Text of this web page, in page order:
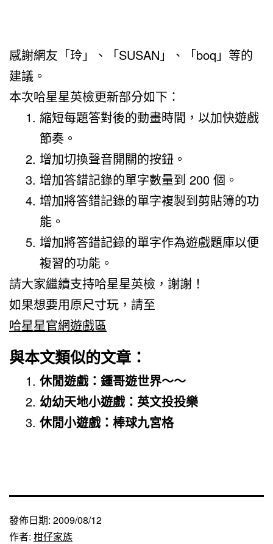
感謝網友「玲」、「SUSAN」、「boq」等的
建議。
本次哈星星英檢更新部分如下：
縮短每題答對後的動畫時間，以加快遊戲
節奏。
增加切換聲音開關的按鈕。
增加答錯記錄的單字數量到 200 個。
增加將答錯記錄的單字複製到剪貼簿的功
能。
增加將答錯記錄的單字作為遊戲題庫以便
複習的功能。
請大家繼續支持哈星星英檢，謝謝！
如果想要用原尺寸玩，請至
哈星星官網遊戲區
與本文類似的文章：
休閒遊戲：鍾哥遊世界～～
幼幼天地小遊戲：英文投投樂
休閒小遊戲：棒球九宮格
發佈日期: 2009/08/12
作者: 柑仔家族